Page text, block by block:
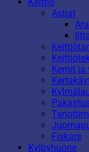
Astiat
Kernit ja
Fiskars
Kylpyhuone